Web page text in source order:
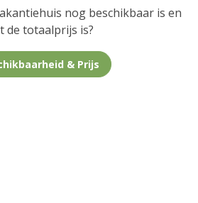
nog beschikbaar is en
de totaalprijs is?
& Prijs